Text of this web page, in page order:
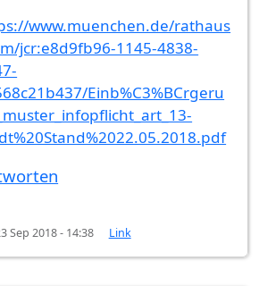
www.muenchen.de/rathaus
jcr:e8d9fb96-1145-4838-
Einb%C3%BCrgeru
Sep 2018 - 14:38 Link